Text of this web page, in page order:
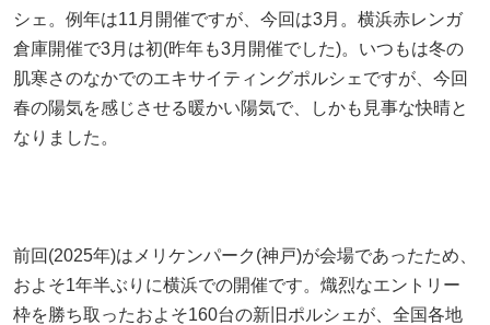
シェ。例年は11月開催ですが、今回は3月。横浜赤レンガ
倉庫開催で3月は初(昨年も3月開催でした)。いつもは冬の
肌寒さのなかでのエキサイティングポルシェですが、今回
春の陽気を感じさせる暖かい陽気で、しかも見事な快晴と
なりました。
前回(2025年)はメリケンパーク(神戸)が会場であったため、
およそ1年半ぶりに横浜での開催です。熾烈なエントリー
枠を勝ち取ったおよそ160台の新旧ポルシェが、全国各地